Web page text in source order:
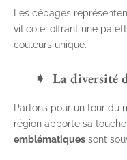
Les cépages
viticole, offrant une
couleurs unique.
La diversité
Partons pour un tour du
région apporte sa
emblématiques sont